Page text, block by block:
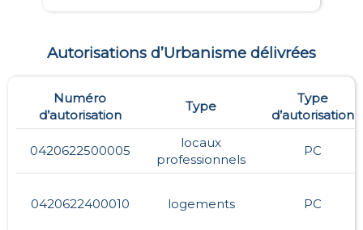
Autorisations d’Urbanisme délivrées
Numéro
d’autorisation
Type
Type
d’autorisation
0420622500005
locaux
professionnels
PC
0420622400010 logements PC